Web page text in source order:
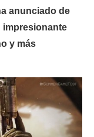
anunciado de
impresionante
y más